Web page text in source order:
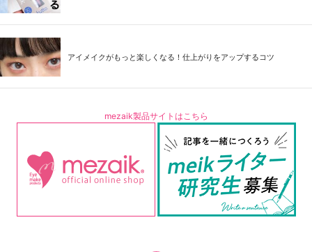
アイメイクがもっと楽しくなる！仕上がりをアップするコツ
mezaik製品サイトはこちら